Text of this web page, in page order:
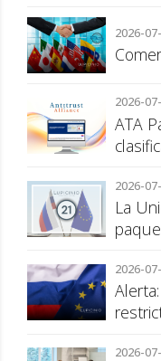
2026-
2026-
ATA
2026-
La
2026-
2026-